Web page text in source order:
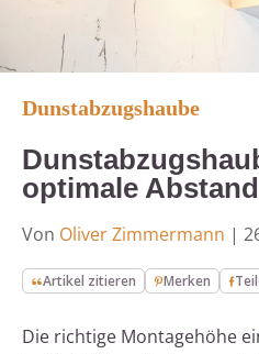
Dunstabzugshaube
optimale
Von Oliver Zimmermann |
Artikel zitieren Merken
Die richtige Montagehöhe